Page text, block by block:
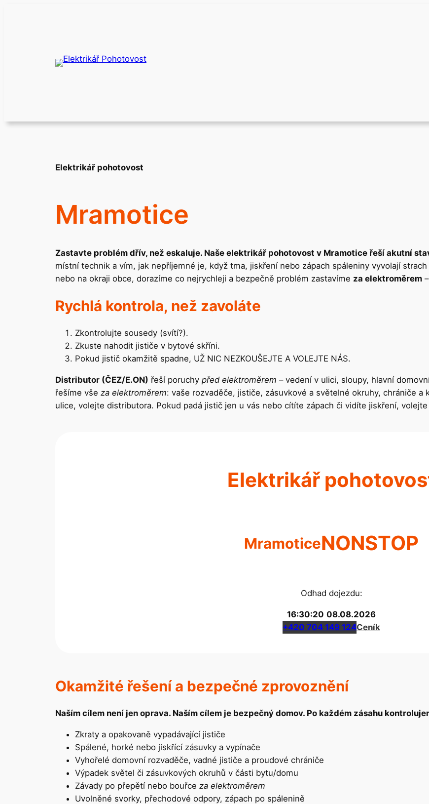
Elektrikář pohotovost
Mramotice
Zastavte problém dřív, než eskaluje. Naše elektrikář pohotovost v Mramotice řeší akutní
místní technik a vím, jak nepříjemné je, když tma, jiskření nebo zápach spáleniny vyvolají
nebo na okraji obce, dorazíme co nejrychleji a bezpečně problém zastavíme za elektroměrem
Rychlá kontrola, než zavoláte
Zkontrolujte sousedy (svítí?).
Zkuste nahodit jističe v bytové skříni.
Pokud jistič okamžitě spadne, UŽ NIC NEZKOUŠEJTE A VOLEJTE NÁS.
Distributor (ČEZ/E.ON) řeší poruchy před elektroměrem – vedení v ulici, sloupy, hlavní
řešíme vše za elektroměrem: vaše rozvaděče, jističe, zásuvkové a světelné okruhy, chrániče
ulice, volejte distributora. Pokud padá jistič jen u vás nebo cítíte zápach či vidíte jiskření,
Elektrikář
MramoticeNONSTOP
Odhad dojezdu:
16:30:21 08.08.2026
+420 704 149 124Ceník
Okamžité řešení a bezpečné zprovoznění
Naším cílem není jen oprava. Naším cílem je bezpečný domov. Po každém zásahu
Zkraty a opakovaně vypadávající jističe
Spálené, horké nebo jiskřící zásuvky a vypínače
Vyhořelé domovní rozvaděče, vadné jističe a proudové chrániče
Výpadek světel či zásuvkových okruhů v části bytu/domu
Závady po přepětí nebo bouřce za elektroměrem
Uvolněné svorky, přechodové odpory, zápach po spálenině